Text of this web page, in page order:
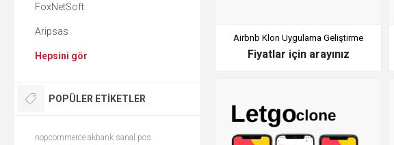
Airbnb Klon Uygulama Geliştirme
Fiyatlar için arayınız
FoxNetSoft
Aripsas
Hepsini gör
POPÜLER ETIKETLER
nopcommerce akbank sanal pos